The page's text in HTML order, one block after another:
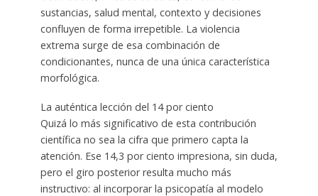
sustancias, salud mental, contexto y decisiones
confluyen de forma irrepetible. La violencia
extrema surge de esa combinación de
condicionantes, nunca de una única característica
morfológica.
La auténtica lección del 14 por ciento
Quizá lo más significativo de esta contribución
científica no sea la cifra que primero capta la
atención. Ese 14,3 por ciento impresiona, sin duda,
pero el giro posterior resulta mucho más
instructivo: al incorporar la psicopatía al modelo